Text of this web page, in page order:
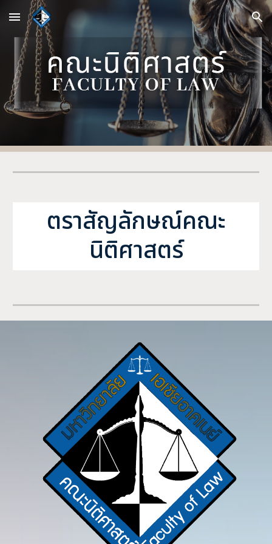
Skip to main content Skip to navigation
ตราสัญลักษณ์คณะ
นิติศาสตร์